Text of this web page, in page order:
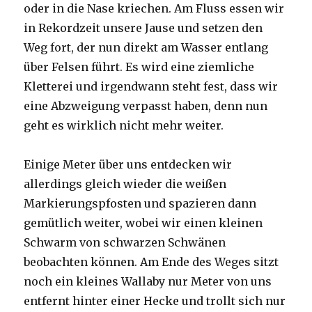
oder in die Nase kriechen. Am Fluss essen wir
in Rekordzeit unsere Jause und setzen den
Weg fort, der nun direkt am Wasser entlang
über Felsen führt. Es wird eine ziemliche
Kletterei und irgendwann steht fest, dass wir
eine Abzweigung verpasst haben, denn nun
geht es wirklich nicht mehr weiter.
Einige Meter über uns entdecken wir
allerdings gleich wieder die weißen
Markierungspfosten und spazieren dann
gemütlich weiter, wobei wir einen kleinen
Schwarm von schwarzen Schwänen
beobachten können. Am Ende des Weges sitzt
noch ein kleines Wallaby nur Meter von uns
entfernt hinter einer Hecke und trollt sich nur